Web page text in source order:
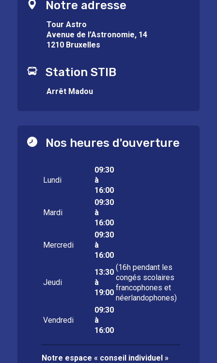
Notre adresse
Tour Astro
Avenue de l’Astronomie, 14
1210 Bruxelles
Station STIB
Arrêt Madou
Nos heures d'ouverture
Lundi
09:30
à
16:00
Mardi
09:30
à
16:00
Mercredi
09:30
à
16:00
Jeudi
13:30
à
19:00
(16h pendant les
congés scolaires
francophones et
néerlandophones)
Vendredi
09:30
à
16:00
Notre espace « conseil individuel »